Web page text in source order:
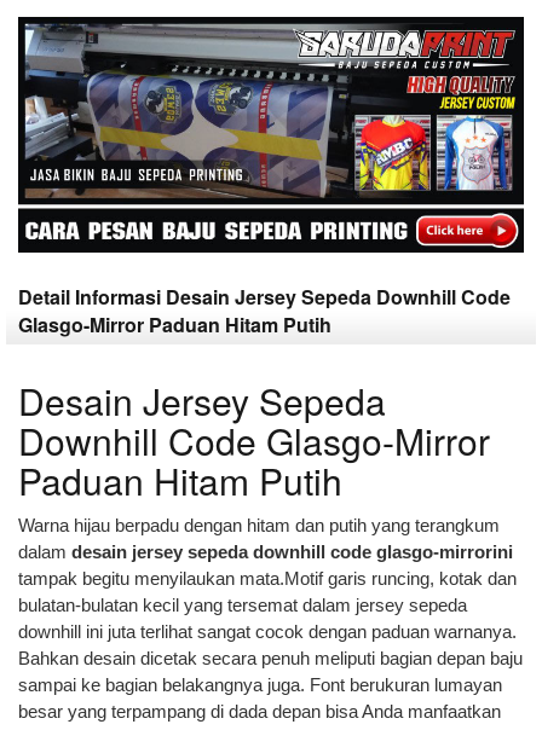
Detail Informasi Desain Jersey Sepeda Downhill Code
Glasgo-Mirror Paduan Hitam Putih
Desain Jersey Sepeda
Downhill Code Glasgo-Mirror
Paduan Hitam Putih
Warna hijau berpadu dengan hitam dan putih yang terangkum
dalam desain jersey sepeda downhill code glasgo-mirrorini
tampak begitu menyilaukan mata.Motif garis runcing, kotak dan
bulatan-bulatan kecil yang tersemat dalam jersey sepeda
downhill ini juta terlihat sangat cocok dengan paduan warnanya.
Bahkan desain dicetak secara penuh meliputi bagian depan baju
sampai ke bagian belakangnya juga. Font berukuran lumayan
besar yang terpampang di dada depan bisa Anda manfaatkan